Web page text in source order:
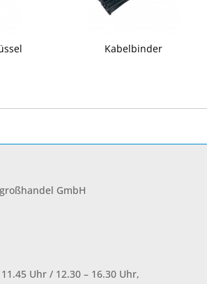
Kabelbinder
GmbH
Uhr / 12.30 – 16.30 Uhr,